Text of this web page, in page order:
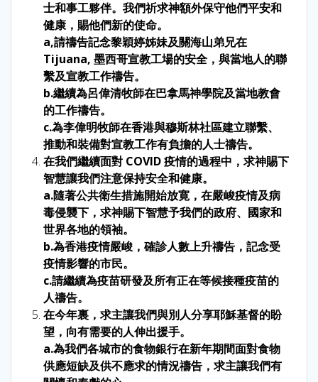
士和事工夥伴。我們祈求神額外保守他們平安和
健康，賜他們新的使命。
a,請禱告記念黎穎婷姊妹及關海山弟兄在
Tijuana, 墨西哥宣教工場的安全，與當地人的聯
繫及宣教工作禱告。
b.繼續為呂偉清牧師在巴拿馬神學院及當地教會
的工作禱告。
c.為李偉明牧師在香港與穆斯林社區建立聯繫、
推動和裝備對宣教工作有負擔的人士禱告。
在我們繼續面對 COVID 疫情的過程中，求神賜下
智慧讓我們注意保持安全和健康。
a.隨著公共衛生措施開始放寛，在嚴峻疫情及病
毒侵襲下，求神賜下智慧予我們的政府、國家和
世界各地的領袖。
b.為香港疫情嚴峻，確診人數上升禱告，記念受
疫情影響的市民。
c.請繼續為疫苗研發及所有正在等候接種疫苗的
人禱告。
在今年裏，求主讓我們與別人分享耶穌基督的盼
望，向有需要的人伸出援手。
a.為我們各城市的食物銀行在新年期間面對食物
供應短缺及供不應求的情況禱告，求主讓我們有